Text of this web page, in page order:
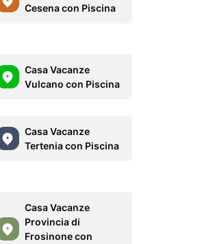
Cesena con Piscina
Casa Vacanze
Vulcano con Piscina
Casa Vacanze
Tertenia con Piscina
Casa Vacanze
Provincia di
Frosinone con